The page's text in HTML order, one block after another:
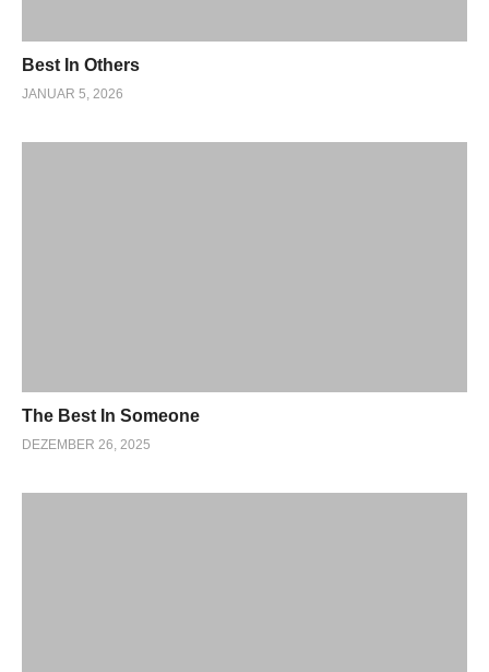
Best In Others
JANUAR 5, 2026
The Best In Someone
DEZEMBER 26, 2025